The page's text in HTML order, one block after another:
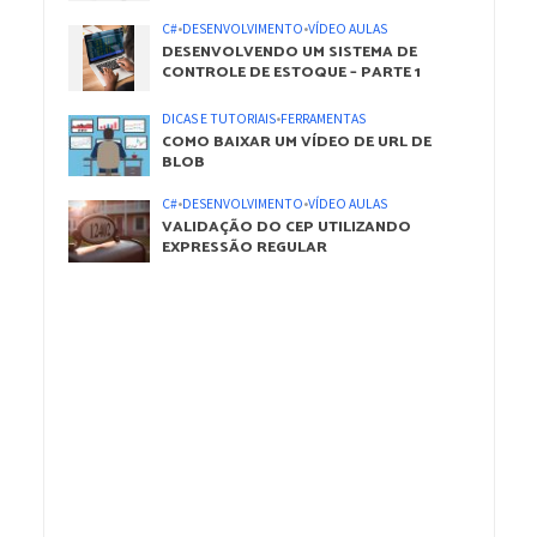
C#•DESENVOLVIMENTO•VÍDEO AULAS
DESENVOLVENDO UM SISTEMA DE
CONTROLE DE ESTOQUE – PARTE 1
DICAS E TUTORIAIS•FERRAMENTAS
COMO BAIXAR UM VÍDEO DE URL DE
BLOB
C#•DESENVOLVIMENTO•VÍDEO AULAS
VALIDAÇÃO DO CEP UTILIZANDO
EXPRESSÃO REGULAR